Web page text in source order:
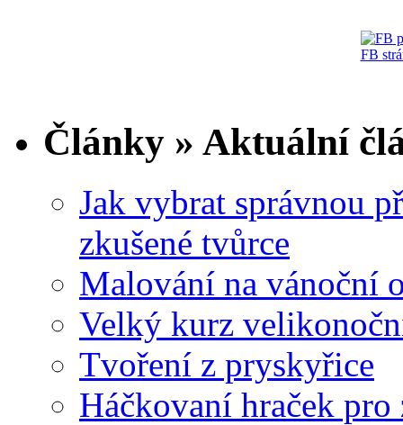
FB
Články » Aktuální
Jak vybrat správnou
zkušené tvůrce
Malování na vánoční
Velký kurz
Tvoření z pryskyřice
Háčkovaní hraček pro